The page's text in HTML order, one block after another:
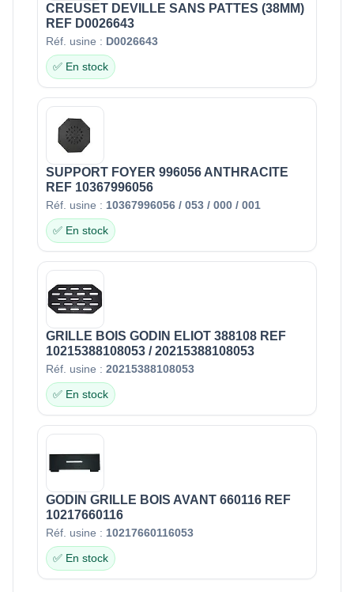
CREUSET DEVILLE SANS PATTES (38MM)
REF D0026643
Réf. usine : D0026643
✅ En stock
SUPPORT FOYER 996056 ANTHRACITE
REF 10367996056
Réf. usine : 10367996056 / 053 / 000 / 001
✅ En stock
GRILLE BOIS GODIN ELIOT 388108 REF
10215388108053 / 20215388108053
Réf. usine : 20215388108053
✅ En stock
GODIN GRILLE BOIS AVANT 660116 REF
10217660116
Réf. usine : 10217660116053
✅ En stock